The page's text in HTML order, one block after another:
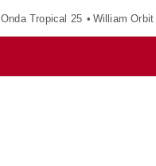
Onda Tropical 25 William Orbit